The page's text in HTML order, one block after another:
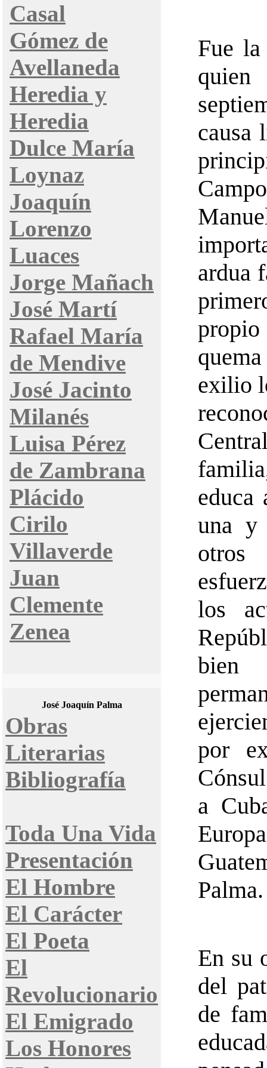
Casal
Gómez de
Avellaneda
Heredia y
Heredia
Dulce María
Loynaz
Joaquín
Lorenzo
Luaces
Jorge Mañach
José Martí
Rafael María
de Mendive
José Jacinto
Milanés
Luisa Pérez
de Zambrana
Plácido
Cirilo
Villaverde
Juan
Clemente
Zenea
José Joaquín Palma
Obras
Literarias
Bibliografía
Toda Una Vida
Presentación
El Hombre
El Carácter
El Poeta
El
Revolucionario
El Emigrado
Los Honores
Fue
causa
ardua
exilio
educa
una y
otros
los
bien
por
a
Palma.
En su
del
de